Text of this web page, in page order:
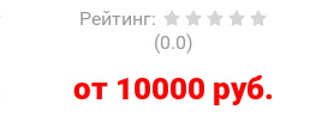
Рейтинг:
(0.0)
от 10000 руб.